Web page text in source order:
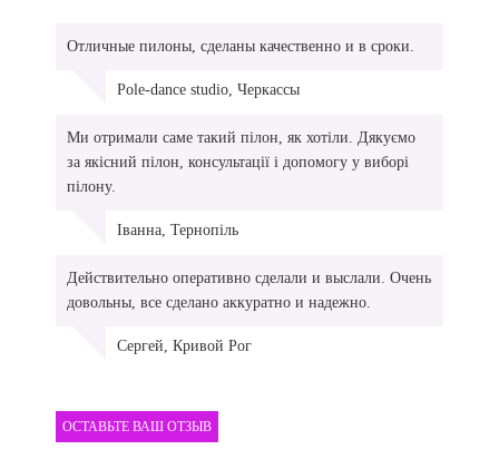
Отличные пилоны, сделаны качественно и в сроки.
Pole-dance studio, Черкассы
Ми отримали саме такий пілон, як хотіли. Дякуємо
за якісний пілон, консультації і допомогу у виборі
пілону.
Іванна, Тернопіль
Действительно оперативно сделали и выслали. Очень
довольны, все сделано аккуратно и надежно.
Сергей, Кривой Рог
ОСТАВЬТЕ ВАШ ОТЗЫВ